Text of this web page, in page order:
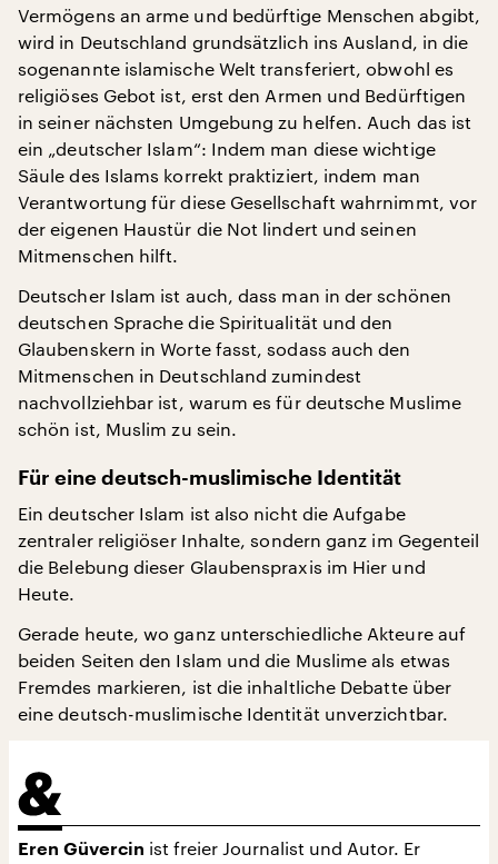
Vermögens an arme und bedürftige Menschen abgibt,
wird in Deutschland grundsätzlich ins Ausland, in die
sogenannte islamische Welt transferiert, obwohl es
religiöses Gebot ist, erst den Armen und Bedürftigen
in seiner nächsten Umgebung zu helfen. Auch das ist
ein „deutscher Islam“: Indem man diese wichtige
Säule des Islams korrekt praktiziert, indem man
Verantwortung für diese Gesellschaft wahrnimmt, vor
der eigenen Haustür die Not lindert und seinen
Mitmenschen hilft.
Deutscher Islam ist auch, dass man in der schönen
deutschen Sprache die Spiritualität und den
Glaubenskern in Worte fasst, sodass auch den
Mitmenschen in Deutschland zumindest
nachvollziehbar ist, warum es für deutsche Muslime
schön ist, Muslim zu sein.
Für eine deutsch-muslimische Identität
Ein deutscher Islam ist also nicht die Aufgabe
zentraler religiöser Inhalte, sondern ganz im Gegenteil
die Belebung dieser Glaubenspraxis im Hier und
Heute.
Gerade heute, wo ganz unterschiedliche Akteure auf
beiden Seiten den Islam und die Muslime als etwas
Fremdes markieren, ist die inhaltliche Debatte über
eine deutsch-muslimische Identität unverzichtbar.
Eren Güvercin ist freier Journalist und Autor. Er